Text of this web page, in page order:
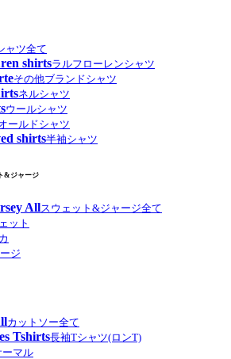
ャツ全て
shirtsラルフローレンシャツ
その他ブランドシャツ
ネルシャツ
ウールシャツ
ールドシャツ
shirts半袖シャツ
&ジャージ
Allスウェット&ジャージ全て
ット
ジ
カットソー全て
Tshirts長袖Tシャツ(ロンT)
ーマル